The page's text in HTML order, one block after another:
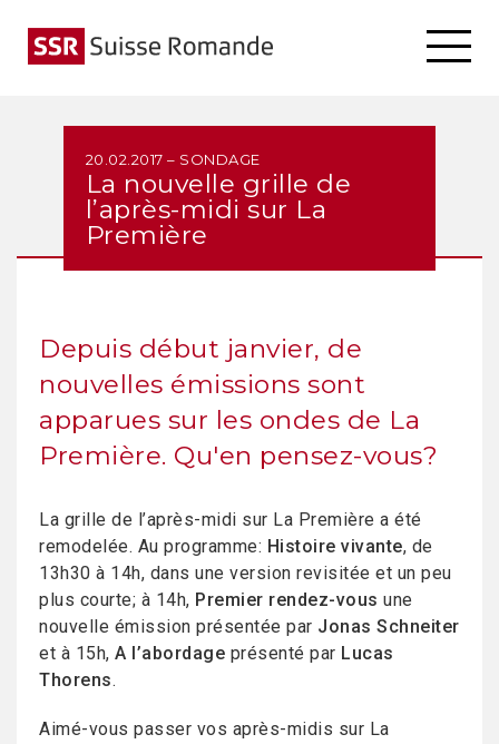
20.02.2017 – SONDAGE
La nouvelle grille de
l’après-midi sur La
Première
Depuis début janvier, de
nouvelles émissions sont
apparues sur les ondes de La
Première. Qu'en pensez-vous?
La grille de l’après-midi sur La Première a été
remodelée. Au programme: Histoire vivante, de
13h30 à 14h, dans une version revisitée et un peu
plus courte; à 14h, Premier rendez-vous une
nouvelle émission présentée par Jonas Schneiter
et à 15h, A l’abordage présenté par Lucas
Thorens.
Aimé-vous passer vos après-midis sur La